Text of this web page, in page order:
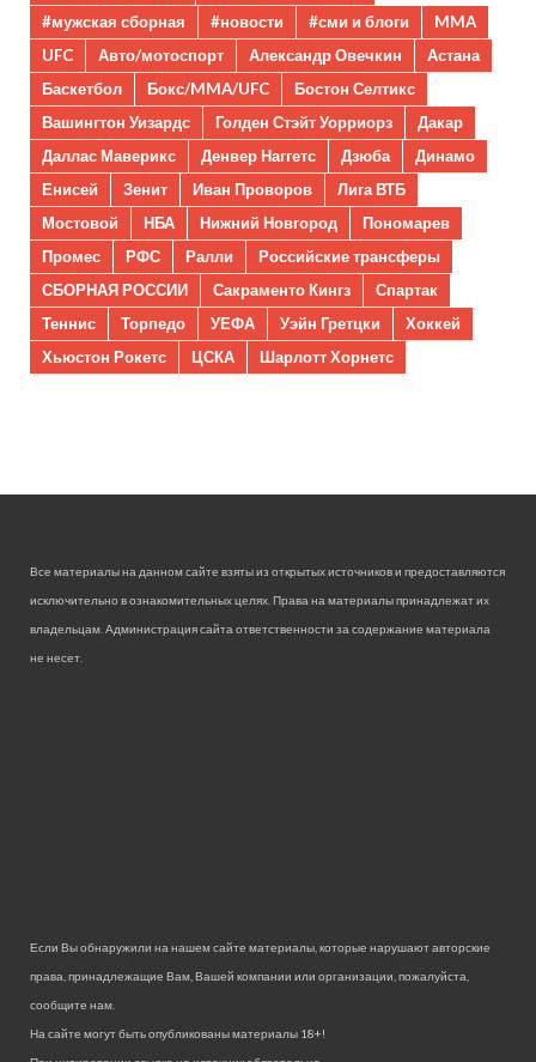
#мужская сборная
#новости #сми и блоги
MMA
UFC
Авто/мотоспорт Александр Овечкин
Астана
Баскетбол
Бокс/MMA/UFC
Бостон Селтикс
Вашингтон Уизардс
Голден Стэйт Уорриорз
Дакар
Даллас Маверикс
Денвер Наггетс Дзюба
Динамо
Енисей
Зенит Иван Проворов
Лига ВТБ
Мостовой
НБА Нижний Новгород
Пономарев
Промес
РФС Ралли
Российские трансферы
СБОРНАЯ РОССИИ
Сакраменто Кингз
Спартак
Теннис
Торпедо УЕФА Уэйн Гретцки
Хоккей
Хьюстон Рокетс
ЦСКА Шарлотт Хорнетс
Все материалы на данном сайте взяты из открытых источников и предоставляются
исключительно в ознакомительных целях. Права на материалы принадлежат их
владельцам. Администрация сайта ответственности за содержание материала
не несет.
Если Вы обнаружили на нашем сайте материалы, которые нарушают авторские
права, принадлежащие Вам, Вашей компании или организации, пожалуйста,
сообщите нам.
На сайте могут быть опубликованы материалы 18+!